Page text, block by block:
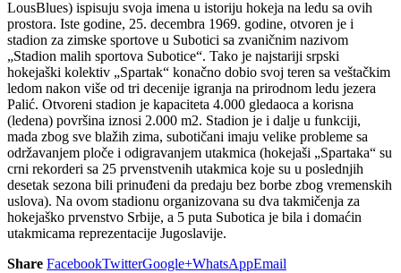
LousBlues) ispisuju svoja imena u istoriju hokeja na ledu sa ovih
prostora. Iste godine, 25. decembra 1969. godine, otvoren je i
stadion za zimske sportove u Subotici sa zvaničnim nazivom
„Stadion malih sportova Subotice“. Tako je najstariji srpski
hokejaški kolektiv „Spartak“ konačno dobio svoj teren sa veštačkim
ledom nakon više od tri decenije igranja na prirodnom ledu jezera
Palić. Otvoreni stadion je kapaciteta 4.000 gledaoca a korisna
(ledena) površina iznosi 2.000 m2. Stadion je i dalje u funkciji,
mada zbog sve blažih zima, subotičani imaju velike probleme sa
održavanjem ploče i odigravanjem utakmica (hokejaši „Spartaka“ su
crni rekorderi sa 25 prvenstvenih utakmica koje su u poslednjih
desetak sezona bili prinuđeni da predaju bez borbe zbog vremenskih
uslova). Na ovom stadionu organizovana su dva takmičenja za
hokejaško prvenstvo Srbije, a 5 puta Subotica je bila i domaćin
utakmicama reprezentacije Jugoslavije.
Share FacebookTwitterGoogle+WhatsAppEmail